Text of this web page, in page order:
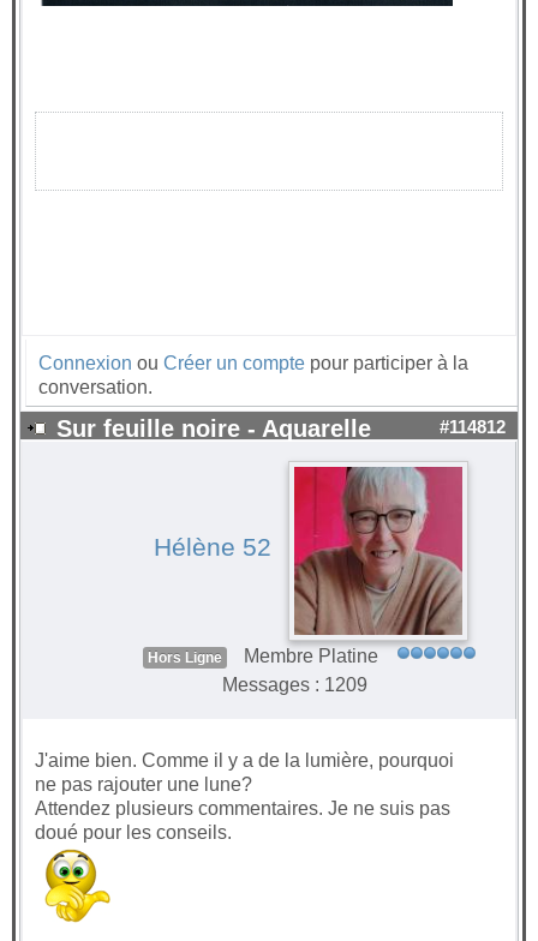
Connexion ou Créer un compte pour participer à la
conversation.
Sur feuille noire - Aquarelle #114812
Hélène 52
Hors Ligne
Membre Platine
Messages : 1209
J'aime bien. Comme il y a de la lumière, pourquoi
ne pas rajouter une lune?
Attendez plusieurs commentaires. Je ne suis pas
doué pour les conseils.